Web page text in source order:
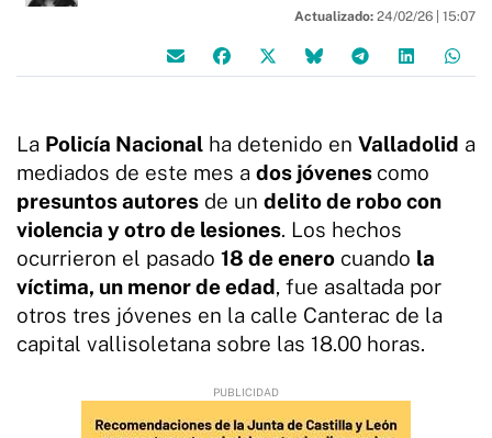
Actualizado: 24/02/26 | 15:07
La Policía Nacional ha detenido en Valladolid a
mediados de este mes a dos jóvenes como
presuntos autores de un delito de robo con
violencia y otro de lesiones. Los hechos
ocurrieron el pasado 18 de enero cuando la
víctima, un menor de edad, fue asaltada por
otros tres jóvenes en la calle Canterac de la
capital vallisoletana sobre las 18.00 horas.